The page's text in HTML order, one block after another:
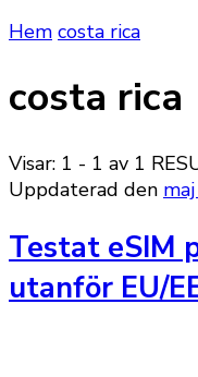
Hem costa rica
costa rica
Visar: 1 - 1 av 1
Uppdaterad den
Testat eSIM
utanför EU/